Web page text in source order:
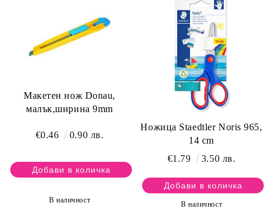
Макетен нож Donau,
малък,ширина 9mm
€0.46 0.90 лв.
В наличност
Ножица Staedtler Noris 965,
14 cm
€1.79
3.50 лв.
В наличност